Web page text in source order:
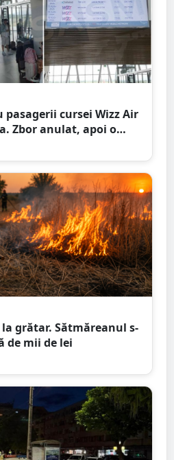
pasagerii cursei Wizz Air
Zbor anulat, apoi o
explicații clare
grătar. Sătmăreanul s-
de mii de lei